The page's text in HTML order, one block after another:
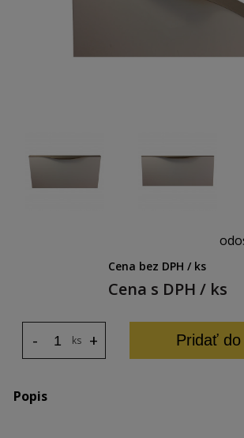
Cena bez DPH / ks
Cena s DPH / ks
ks +
- Pridať
Popis